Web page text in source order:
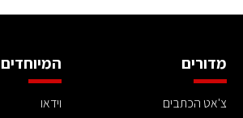
מדורים
צ'אט הכתבים
המיוחדים
וידאו